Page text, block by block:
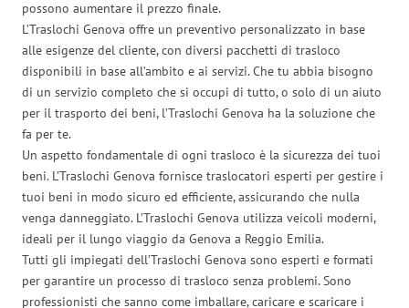
possono aumentare il prezzo finale.
L’Traslochi Genova offre un preventivo personalizzato in base
alle esigenze del cliente, con diversi pacchetti di trasloco
disponibili in base all’ambito e ai servizi. Che tu abbia bisogno
di un servizio completo che si occupi di tutto, o solo di un aiuto
per il trasporto dei beni, l’Traslochi Genova ha la soluzione che
fa per te.
Un aspetto fondamentale di ogni trasloco è la sicurezza dei tuoi
beni. L’Traslochi Genova fornisce traslocatori esperti per gestire i
tuoi beni in modo sicuro ed efficiente, assicurando che nulla
venga danneggiato. L’Traslochi Genova utilizza veicoli moderni,
ideali per il lungo viaggio da Genova a Reggio Emilia.
Tutti gli impiegati dell’Traslochi Genova sono esperti e formati
per garantire un processo di trasloco senza problemi. Sono
professionisti che sanno come imballare, caricare e scaricare i